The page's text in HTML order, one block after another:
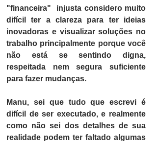
"financeira"  injusta considero muito
difícil ter a clareza para ter ideias
inovadoras e visualizar soluções no
trabalho principalmente porque você
não está se sentindo digna,
respeitada nem segura suficiente
para fazer mudanças.
Manu, sei que tudo que escrevi é
difícil de ser executado, e realmente
como não sei dos detalhes de sua
realidade podem ter faltado algumas